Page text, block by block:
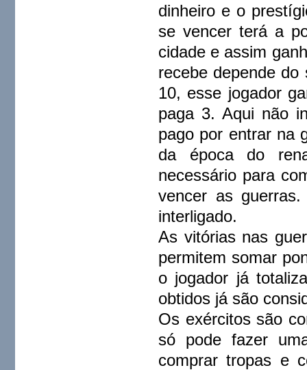
dinheiro e o
se vencer terá a
cidade e assim
recebe depende
10, esse jogador
paga 3. Aqui não
pago por entrar na
da época do
necessário para
vencer as
interligado.
As vitórias nas
permitem somar
o jogador já
obtidos já são
Os exércitos são
só pode fazer
comprar tropas e